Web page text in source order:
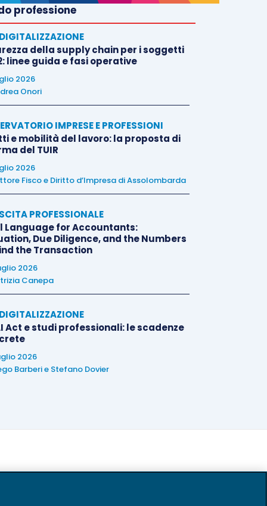
professione
della supply chain per i soggetti
linee guida e fasi operative
2026
Onori
IMPRESE E PROFESSIONI
e mobilità del lavoro: la proposta di
del TUIR
2026
Fisco e Diritto d’Impresa di Assolombarda
PROFESSIONALE
Language for Accountants:
Due Diligence, and the Numbers
the Transaction
2026
Canepa
Act e studi professionali: le scadenze
2026
Barberie Stefano Dovier